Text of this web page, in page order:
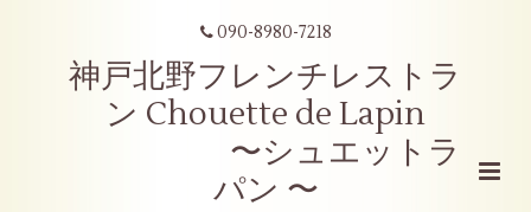
090-8980-7218
神戸北野フレンチレストラ
ン Chouette de Lapin
〜シュエットラ
パン 〜